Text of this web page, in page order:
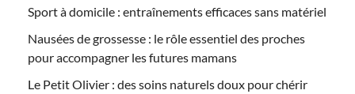
Sport à domicile : entraînements efficaces sans matériel
Nausées de grossesse : le rôle essentiel des proches
pour accompagner les futures mamans
Le Petit Olivier : des soins naturels doux pour chérir